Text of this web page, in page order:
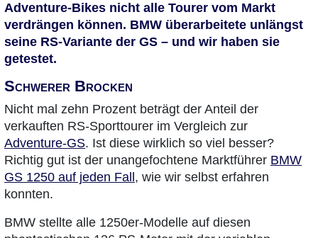
Adventure-Bikes nicht alle Tourer vom Markt
verdrängen können. BMW überarbeitete unlängst
seine RS-Variante der GS – und wir haben sie
getestet.
Schwerer Brocken
Nicht mal zehn Prozent beträgt der Anteil der
verkauften RS-Sporttourer im Vergleich zur
Adventure-GS. Ist diese wirklich so viel besser?
Richtig gut ist der unangefochtene Marktführer BMW
GS 1250 auf jeden Fall , wie wir selbst erfahren
konnten.
BMW stellte alle 1250er-Modelle auf diesen